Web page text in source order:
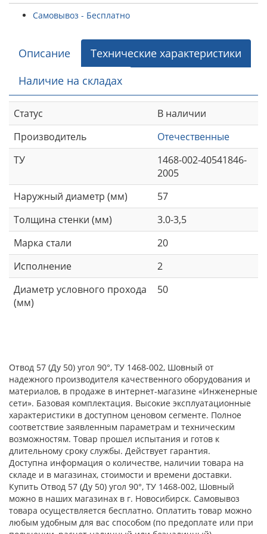
Самовывоз - Бесплатно
Описание
Технические характеристики
Наличие на складах
Статус
В наличии
Производитель
Отечественные
ТУ
1468-002-40541846-
2005
Наружный диаметр (мм)
57
Толщина стенки (мм)
3.0-3,5
Марка стали
20
Исполнение
2
Диаметр условного прохода
(мм)
50
Отвод 57 (Ду 50) угол 90°, ТУ 1468-002, Шовный от
надежного производителя качественного оборудования и
материалов, в продаже в интернет-магазине «Инженерные
сети». Базовая комплектация. Высокие эксплуатационные
характеристики в доступном ценовом сегменте. Полное
соответствие заявленным параметрам и техническим
возможностям. Товар прошел испытания и готов к
длительному сроку службы. Действует гарантия.
Доступна информация о количестве, наличии товара на
складе и в магазинах, стоимости и времени доставки.
Купить Отвод 57 (Ду 50) угол 90°, ТУ 1468-002, Шовный
можно в наших магазинах в г. Новосибирск. Самовывоз
товара осуществляется бесплатно. Оплатить товар можно
любым удобным для вас способом (по предоплате или при